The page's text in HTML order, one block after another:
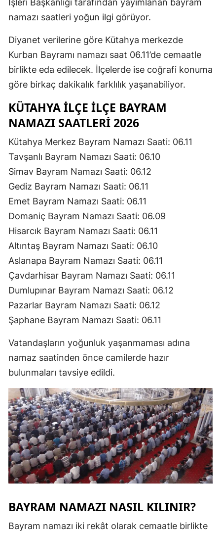
İşleri Başkanlığı tarafından yayımlanan bayram
namazı saatleri yoğun ilgi görüyor.
Diyanet verilerine göre Kütahya merkezde
Kurban Bayramı namazı saat 06.11’de cemaatle
birlikte eda edilecek. İlçelerde ise coğrafi konuma
göre birkaç dakikalık farklılık yaşanabiliyor.
KÜTAHYA İLÇE İLÇE BAYRAM
NAMAZI SAATLERI 2026
Kütahya Merkez Bayram Namazı Saati: 06.11
Tavşanlı Bayram Namazı Saati: 06.10
Simav Bayram Namazı Saati: 06.12
Gediz Bayram Namazı Saati: 06.11
Emet Bayram Namazı Saati: 06.11
Domaniç Bayram Namazı Saati: 06.09
Hisarcık Bayram Namazı Saati: 06.11
Altıntaş Bayram Namazı Saati: 06.10
Aslanapa Bayram Namazı Saati: 06.11
Çavdarhisar Bayram Namazı Saati: 06.11
Dumlupınar Bayram Namazı Saati: 06.12
Pazarlar Bayram Namazı Saati: 06.12
Şaphane Bayram Namazı Saati: 06.11
Vatandaşların yoğunluk yaşanmaması adına
namaz saatinden önce camilerde hazır
bulunmaları tavsiye edildi.
BAYRAM NAMAZI NASIL KILINIR?
Bayram namazı iki rekât olarak cemaatle birlikte